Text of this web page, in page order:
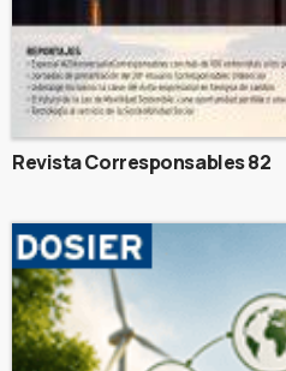
Revista Corresponsables 82